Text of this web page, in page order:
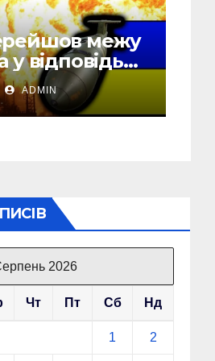
межу
у відповідь
новий
Росії
ADMIN
2026
Чт Пт Сб Нд
1 2